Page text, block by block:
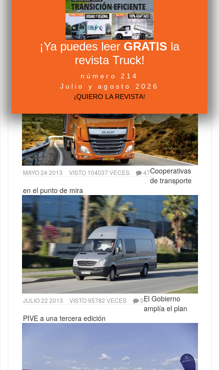
NOVIEMBRE 19 2012 VISTO 271937 VECES
Tacógrafo y tiempos de conducción y descanso
MAYO 24 2013 VISTO 104037 VECES 47Cooperativas
de transporte
en el punto de mira
JULIO 22 2013 VISTO 95782 VECES 0El Gobierno
amplía el plan
PIVE a una tercera edición
¡Ya puedes leer GRATIS la
revista Truck!
número 214
Julio y agosto 2026
¡QUIERO LA REVISTA!